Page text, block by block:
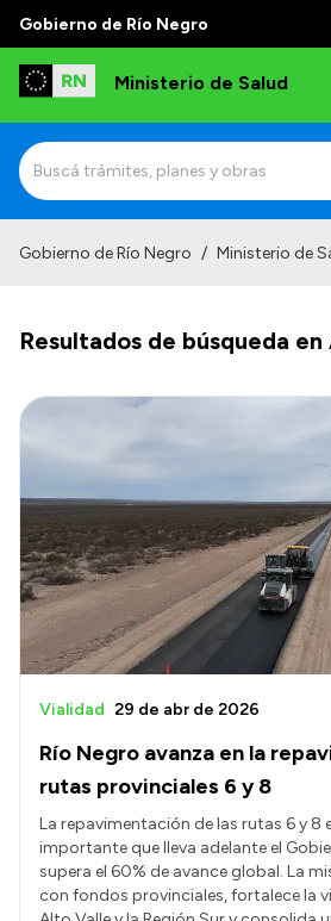
Gobierno de Río Negro
Ministerio de Salud
Normativa y Funciones
Autoridades
Transparencia
Presupuesto
Boletín Oficial
Compras y licitaciones
Consulta de expedientes
Convocatorias
Intranet
Login
Gobierno de Río Negro / Ministerio de
Resultados de búsqueda
Río Negro avanza en la
rutas provinciales 6 y 8
Vialidad 29 de abr de 2026
La repavimentación de las rutas 6 y 8
importante que lleva adelante el
supera el 60% de avance global. La
con fondos provinciales, fortalece la